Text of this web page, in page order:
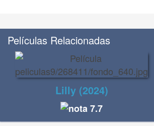
Películas Relacionadas
Lilly (2024)
7.7